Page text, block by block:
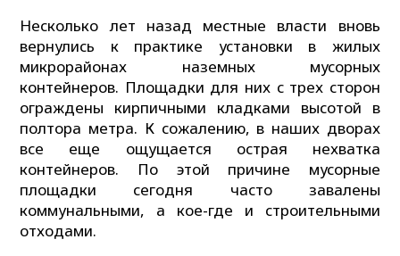
Несколько лет назад местные власти вновь
вернулись к практике установки в жилых
микрорайонах наземных мусорных
контейнеров. Площадки для них с трех сторон
ограждены кирпичными кладками высотой в
полтора метра. К сожалению, в наших дворах
все еще ощущается острая нехватка
контейнеров. По этой причине мусорные
площадки сегодня часто завалены
коммунальными, а кое-где и строительными
отходами.